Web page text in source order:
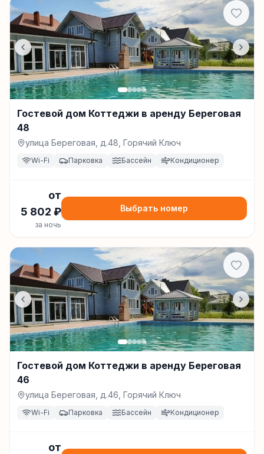
Гостевой дом Коттеджи в аренду Береговая
48
улица Береговая, д.48, Горячий Ключ
Wi-Fi Парковка Бассейн Кондиционер
от
5 802 ₽
за ночь
Выбрать номер
Гостевой дом Коттеджи в аренду Береговая
46
улица Береговая, д.46, Горячий Ключ
Wi-Fi Парковка Бассейн Кондиционер
от